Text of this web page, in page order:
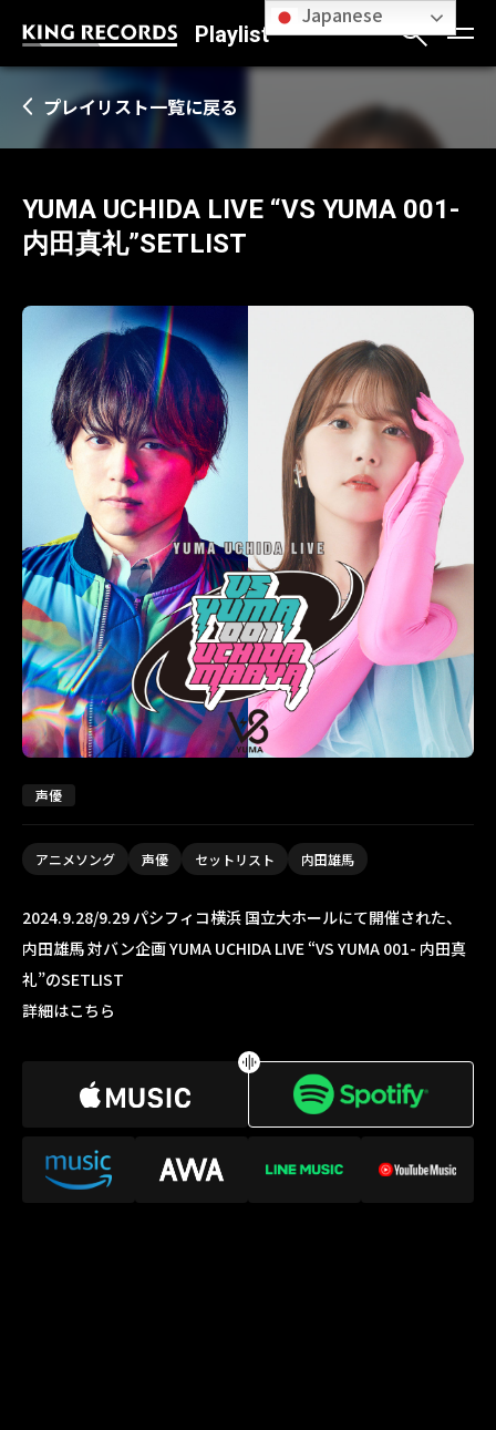
Playlist
プレイリスト一覧に戻る
YUMA UCHIDA LIVE “VS YUMA 001-
内田真礼”SETLIST
声優
アニメソング 声優 セットリスト 内田雄馬
2024.9.28/9.29 パシフィコ横浜 国立大ホールにて開催された、
内田雄馬 対バン企画 YUMA UCHIDA LIVE “VS YUMA 001- 内田真
礼”のSETLIST
詳細はこちら
Japanese